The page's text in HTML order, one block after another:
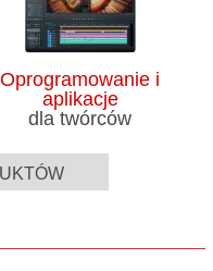
Oprogramowanie i
aplikacje
dla twórców